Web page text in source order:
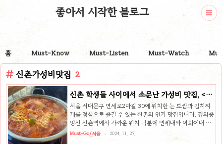
좋아서 시작한 블로그
홈 Must-Know Must-Listen Must-Watch
신촌가성비맛집 2
신촌 학생들 사이에서 소문난 가성비 맛집, <고
냉지>
서울 서대문구 연세로2마길 30에 위치한 는 보쌈과 김치찌
개를 정식으로 즐길 수 있는 신촌의 인기 맛집입니다. 경의중
앙선 신촌역에서 가까운 위치 덕분에 연세대와 이화여대 학
생들 사이에서 소문난 가성비 맛집으로, 따뜻한 한 끼를 찾는
사람들에게 강력 추천되는 곳입니다. 보쌈과 김치찌개, 완벽
Must-Go/서울 2024. 11. 27.